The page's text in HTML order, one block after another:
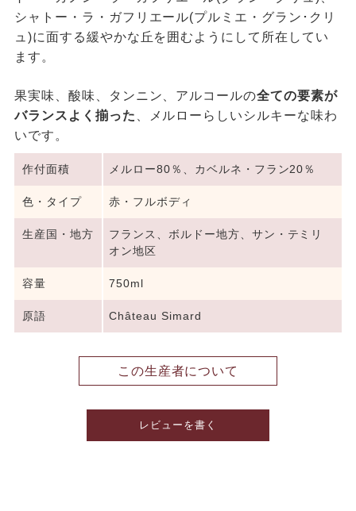
シャトー・ラ・ガフリエール(プルミエ・グラン･クリ
ュ)に面する緩やかな丘を囲むようにして所在してい
ます。
果実味、酸味、タンニン、アルコールの全ての要素が
バランスよく揃った 、メルローらしいシルキーな味わ
いです。
作付面積 メルロー80％、カベルネ・フラン20％
色・タイプ 赤・フルボディ
生産国・地方
フランス、ボルドー地方、サン・テミリ
オン地区
容量 750ml
原語 Château Simard
この生産者について
レビューを書く